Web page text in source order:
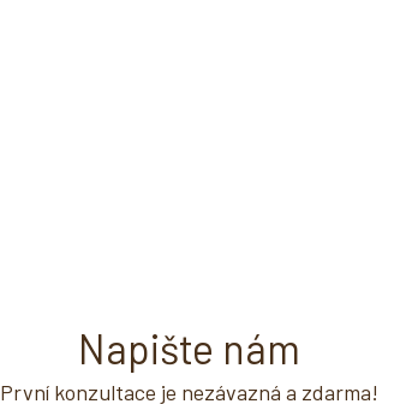
Napište nám
První konzultace je nezávazná a zdarma!